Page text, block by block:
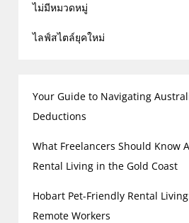
ไม่มีหมวดหมู่
ไลฟ์สไตล์ยุคใหม่
Your Guide to Navigating
Deductions
What Freelancers Should Know
Rental Living in the Gold Coast
Hobart Pet-Friendly Rental
Remote Workers